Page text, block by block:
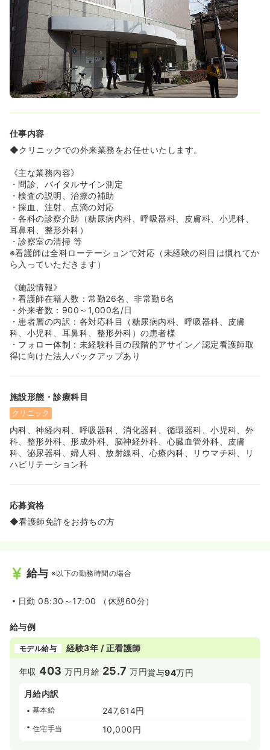
仕事内容
◆クリニックでの外来業務をお任せいたします。
《主な業務内容》
・問診、バイタルサイン測定
・検査の説明、治療の補助
・採血、注射、点滴の対応
・各科の診察介助（糖尿病内科、呼吸器科、皮膚科、小児科、
耳鼻科、整形外科）
・診察室の清掃 等
※看護師は全科ローテーションで対応（未経験の科目は慣れてか
ら入っていただきます）
《施設情報》
・看護師在籍人数：常勤26名、非常勤6名
・外来者数：900～1,000名/日
・患者層の内訳：各対応科目（糖尿病内科、呼吸器科、皮膚
科、小児科、耳鼻科、整形外科）の患者様
・フォロー体制：未経験科目の段階的アサイン／認定看護師取
得に向けた法人バックアップあり
施設形態・診療科目
クリニック
内科、神経内科、呼吸器科、消化器科、循環器科、小児科、外
科、整形外科、形成外科、脳神経外科、心臓血管外科、皮膚
科、泌尿器科、婦人科、放射線科、心療内科、リウマチ科、リ
ハビリテーション科
応募資格
◆看護師免許をお持ちの方
給与 ※以下の勤務時間の場合
日勤 08:30～17:00 （休憩60分）
給与例
モデル給与 経験3年 / 正看護師
年収403 万円 月給 25.7 万円賞与94万円
月給内訳
基本給 247,614円
住宅手当 10,000円